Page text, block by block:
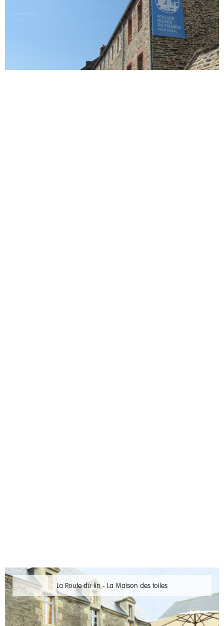
La Route du lin - La Maison des toiles